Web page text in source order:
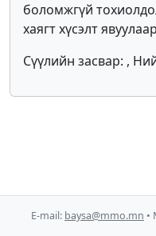
боломжгүй
хаягт хүсэлт
Сүүлийн засвар: ,
E-mail: baysa@mmo.mn •